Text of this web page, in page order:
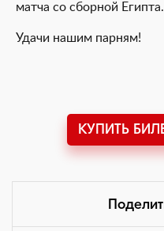
матча со сборной Египта.
Удачи нашим парням!
КУПИТЬ